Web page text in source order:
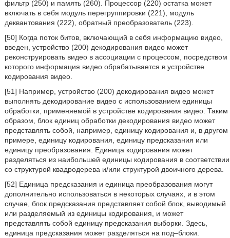
фильтр (250) и память (260). Процессор (220) остатка может
включать в себя модуль перегруппировки (221), модуль
деквантования (222), обратный преобразователь (223).
[50] Когда поток битов, включающий в себя информацию видео,
введен, устройство (200) декодирования видео может
реконструировать видео в ассоциации с процессом, посредством
которого информация видео обрабатывается в устройстве
кодирования видео.
[51] Например, устройство (200) декодирования видео может
выполнять декодирование видео с использованием единицы
обработки, применяемой в устройстве кодирования видео. Таким
образом, блок единиц обработки декодирования видео может
представлять собой, например, единицу кодирования и, в другом
примере, единицу кодирования, единицу предсказания или
единицу преобразования. Единица кодирования может
разделяться из наибольшей единицы кодирования в соответствии
со структурой квадродерева и/или структурой двоичного дерева.
[52] Единица предсказания и единица преобразования могут
дополнительно использоваться в некоторых случаях, и в этом
случае, блок предсказания представляет собой блок, выводимый
или разделяемый из единицы кодирования, и может
представлять собой единицу предсказания выборки. Здесь,
единица предсказания может разделяться на под–блоки.